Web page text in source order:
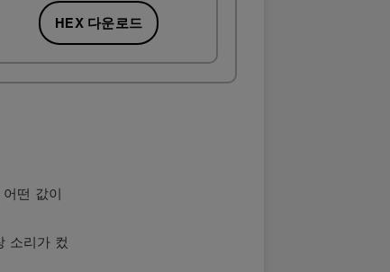
HEX 다운로드
떤 값이
소리가 컸